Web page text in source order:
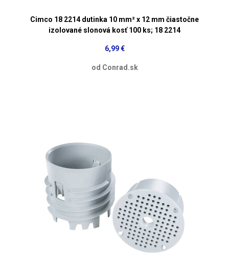
Cimco 18 2214 dutinka 10 mm² x 12 mm čiastočne
izolované slonová kosť 100 ks; 18 2214
6,99 €
od Conrad.sk